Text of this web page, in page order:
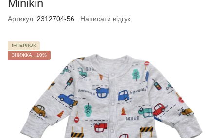
Minikin
Артикул: 2312704-56 Написати відгук
ІНТЕРЛОК
ЗНИЖКА −10%